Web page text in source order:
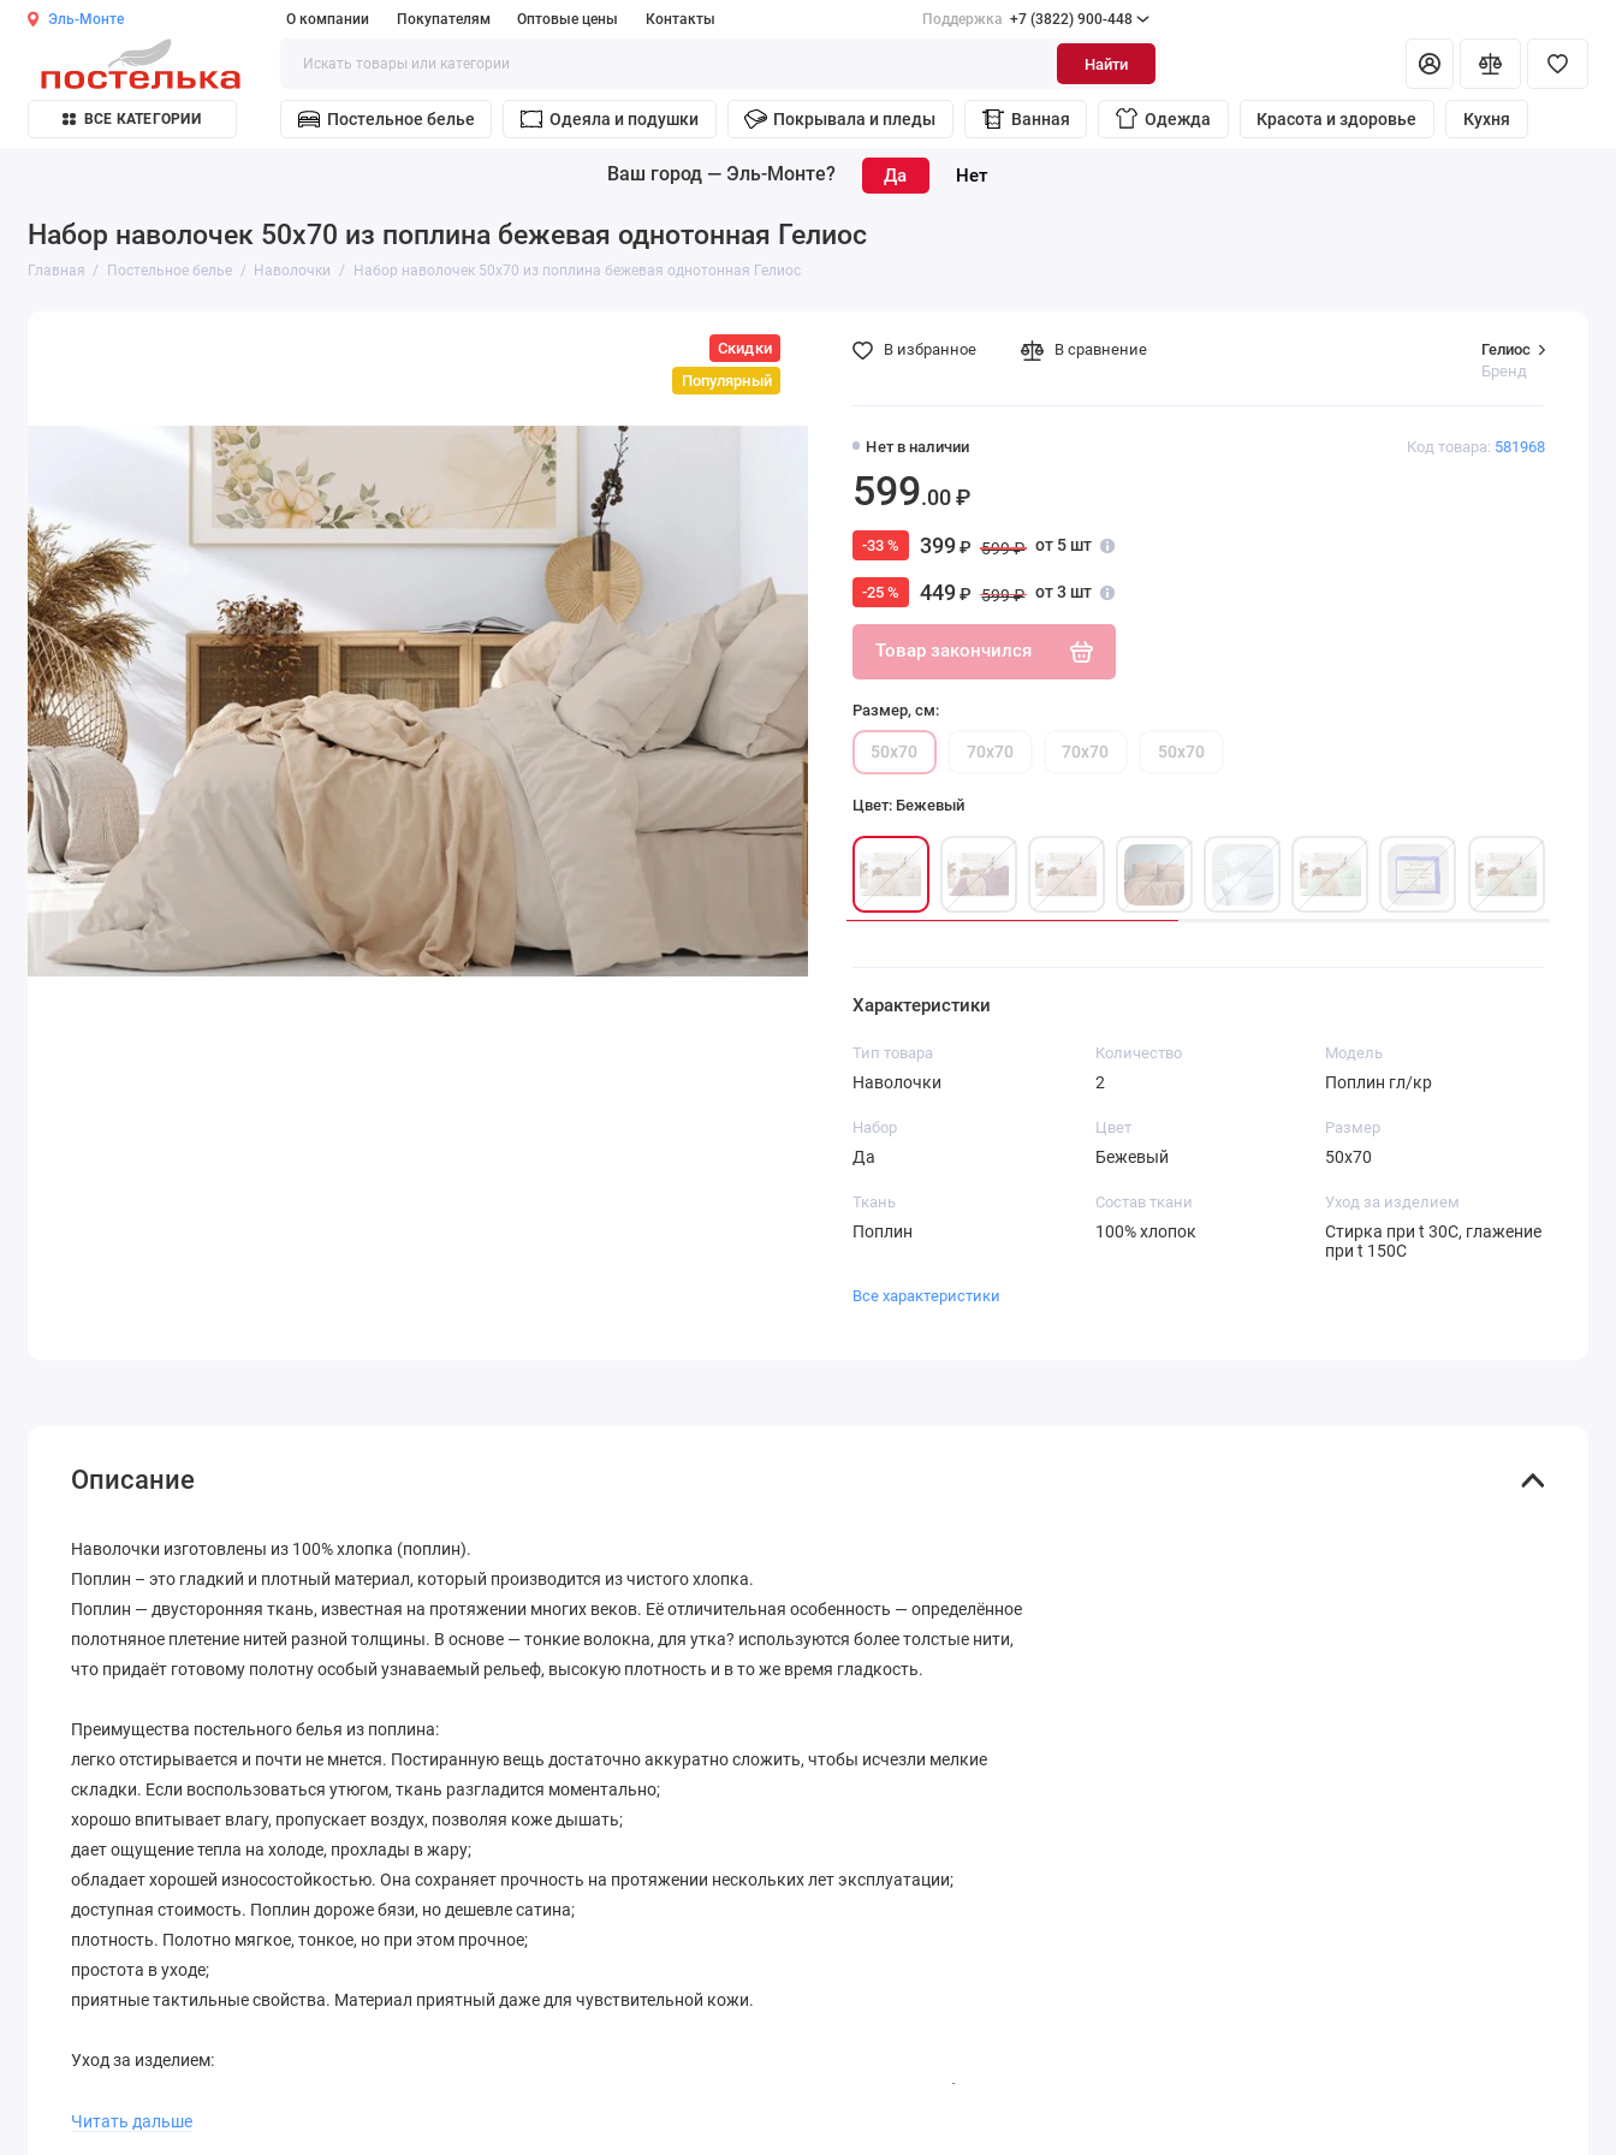
Эль-Монте О компании Покупателям Оптовые цены Контакты Поддержка +7 (3822) 900-448
Найти
ВСЕ КАТЕГОРИИ Постельное белье Одеяла и подушки Покрывала и пледы Ванная Одежда Красота и здоровье Кухня
Ваш город — Эль-Монте?
Набор наволочек 50х70 из поплина бежевая однотонная Гелиос
Главная Постельное белье Наволочки Набор наволочек 50х70 из поплина бежевая однотонная Гелиос
Скидки
Популярный
Код товара: 581968
Гелиос
Бренд
Нет в наличии
599.00 ₽
-33 % 399₽ 599 ₽ от 5 шт
-25 % 449₽ 599 ₽ от 3 шт
Товар закончился
Размер, см:
50х70 70х70 70х70 50х70
Цвет: Бежевый
В избранное В сравнение
Характеристики
Тип товара
Наволочки
Количество
2
Модель
Поплин гл/кр
Набор
Да
Цвет
Бежевый
Размер
50х70
Ткань
Поплин
Состав ткани
100% хлопок
Уход за изделием
Стирка при t 30С, глажение
при t 150С
Все характеристики
Описание
Наволочки изготовлены из 100% хлопка (поплин).
Поплин – это гладкий и плотный материал, который производится из чистого хлопка.
Поплин — двусторонняя ткань, известная на протяжении многих веков. Её отличительная особенность — определённое
полотняное плетение нитей разной толщины. В основе — тонкие волокна, для утка? используются более толстые нити,
что придаёт готовому полотну особый узнаваемый рельеф, высокую плотность и в то же время гладкость.
Преимущества постельного белья из поплина:
легко отстирывается и почти не мнется. Постиранную вещь достаточно аккуратно сложить, чтобы исчезли мелкие
складки. Если воспользоваться утюгом, ткань разгладится моментально;
хорошо впитывает влагу, пропускает воздух, позволяя коже дышать;
дает ощущение тепла на холоде, прохлады в жару;
обладает хорошей износостойкостью. Она сохраняет прочность на протяжении нескольких лет эксплуатации;
доступная стоимость. Поплин дороже бязи, но дешевле сатина;
плотность. Полотно мягкое, тонкое, но при этом прочное;
простота в уходе;
приятные тактильные свойства. Материал приятный даже для чувствительной кожи.
Уход за изделием:
Поплин рекомендуется стирать в машине при температуре не выше 40°C, используя мягкие моющие средства без
отбеливающих агентов. Лучше всего стирать поплин отдельно от других материалов, чтобы избежать механических
Читать дальше